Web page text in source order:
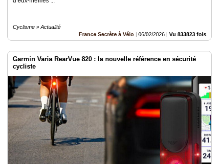
Cyclisme » Actualité
France Secrète à Vélo | 06/02/2026 | Vu 833823 fois
Garmin Varia RearVue 820 : la nouvelle référence en sécurité
cycliste